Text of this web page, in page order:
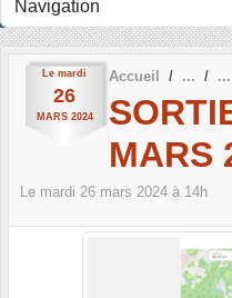
Le mardi
26
MARS 2024
Accueil
MARS
Le mardi 26 mars 2024 à 14h